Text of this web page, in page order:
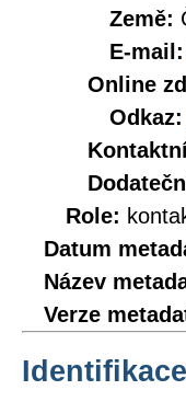
Země:
E-mail:
Online
Odkaz:
Role:
Datum
Název
Verze